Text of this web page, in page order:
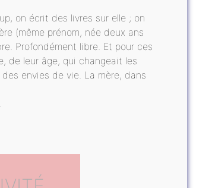
on écrit des livres sur elle ; on
(même prénom, née deux ans
Profondément libre. Et pour ces
de leur âge, qui changeait les
envies de vie. La mère, dans